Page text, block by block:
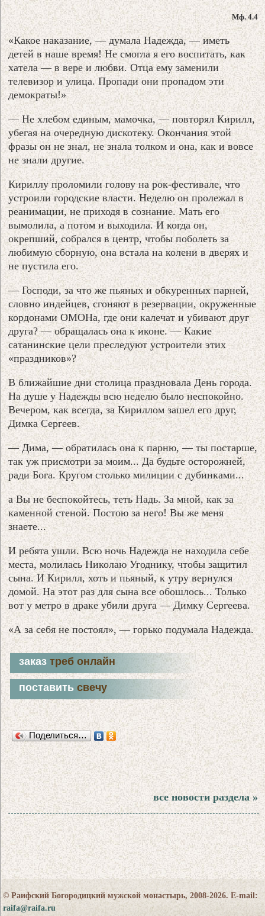
Мф. 4.4
«Какое наказание, — думала Надежда, — иметь
детей в наше время! Не смогла я его воспитать, как
хатела — в вере и любви. Отца ему заменили
телевизор и улица. Пропади они пропадом эти
демократы!»
— Не хлебом единым, мамочка, — повторял Кирилл,
убегая на очередную дискотеку. Окончания этой
фразы он не знал, не знала толком и она, как и вовсе
не знали другие.
Кириллу проломили голову на рок-фестивале, что
устроили городские власти. Неделю он пролежал в
реанимации, не приходя в сознание. Мать его
вымолила, а потом и выходила. И когда он,
окрепший, собрался в центр, чтобы поболеть за
любимую сборную, она встала на колени в дверях и
не пустила его.
— Господи, за что же пьяных и обкуренных парней,
словно индейцев, сгоняют в резервации, окруженные
кордонами ОМОНа, где они калечат и убивают друг
друга? — обращалась она к иконе. — Какие
сатанинские цели преследуют устроители этих
«праздников»?
В ближайшие дни столица праздновала День города.
На душе у Надежды всю неделю было неспокойно.
Вечером, как всегда, за Кириллом зашел его друг,
Димка Сергеев.
— Дима, — обратилась она к парню, — ты постарше,
так уж присмотри за моим... Да будьте осторожней,
ради Бога. Кругом столько милиции с дубинками...
а Вы не беспокойтесь, теть Надь. За мной, как за
каменной стеной. Постою за него! Вы же меня
знаете...
И ребята ушли. Всю ночь Надежда не находила себе
места, молилась Николаю Угоднику, чтобы защитил
сына. И Кирилл, хоть и пьяный, к утру вернулся
домой. На этот раз для сына все обошлось... Только
вот у метро в драке убили друга — Димку Сергеева.
«А за себя не постоял», — горько подумала Надежда.
заказтреб онлайн
поставитьсвечу
Поделиться…
все новости раздела »
© Раифский Богородицкий мужской монастырь, 2008-2026. E-mail:
raifa@raifa.ru